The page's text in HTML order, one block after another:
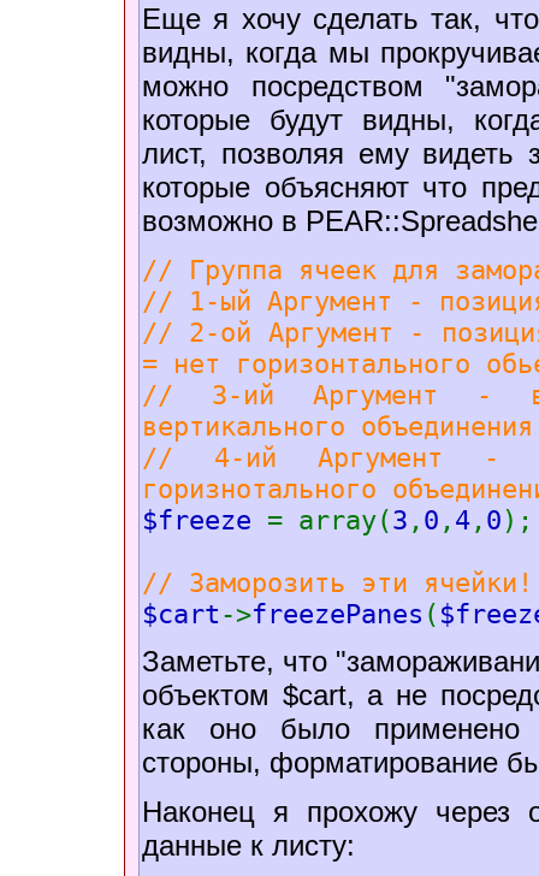
Еще я хочу сделать так,
видны, когда мы
можно посредством
которые будут видны,
лист, позволяя ему видеть
которые объясняют что
возможно в
// Группа ячеек для
// 1-ый Аргумент -
// 2-ой Аргумент -
= нет горизонтального
// 3-ий Аргумент -
вертикального объединения
// 4-ий Аргумент -
горизнотального
$freeze = array(3 ,0 ,4,0);
// Заморозить эти ячейки!
$cart->freezePanes (
Заметьте, что
объектом $cart, а не
как оно было применено
стороны, форматирование
Наконец я прохожу через
данные к листу: